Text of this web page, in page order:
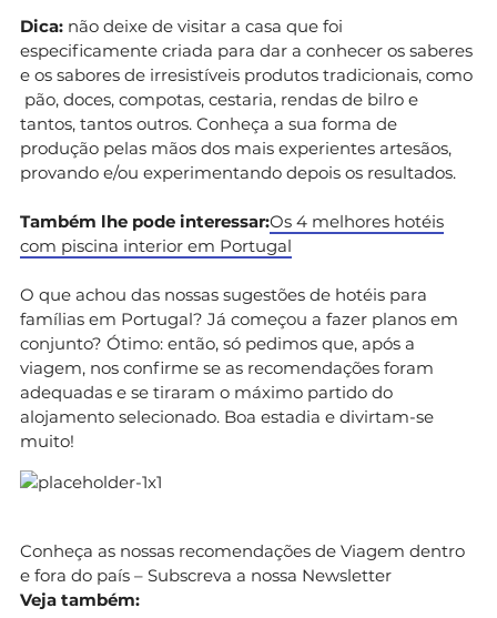
Dica: não deixe de visitar a casa que foi
especificamente criada para dar a conhecer os saberes
e os sabores de irresistíveis produtos tradicionais, como
pão, doces, compotas, cestaria, rendas de bilro e
tantos, tantos outros. Conheça a sua forma de
produção pelas mãos dos mais experientes artesãos,
provando e/ou experimentando depois os resultados.
Também lhe pode interessar:Os 4 melhores hotéis
com piscina interior em Portugal
O que achou das nossas sugestões de hotéis para
famílias em Portugal? Já começou a fazer planos em
conjunto? Ótimo: então, só pedimos que, após a
viagem, nos confirme se as recomendações foram
adequadas e se tiraram o máximo partido do
alojamento selecionado. Boa estadia e divirtam-se
muito!
Conheça as nossas recomendações de Viagem dentro
e fora do país – Subscreva a nossa Newsletter
Veja também: